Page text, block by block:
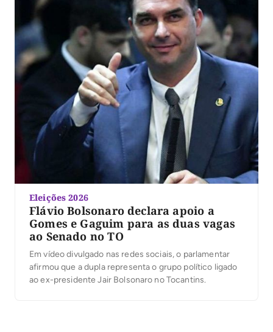
Eleições 2026
Flávio Bolsonaro declara apoio a
Gomes e Gaguim para as duas vagas
ao Senado no TO
Em vídeo divulgado nas redes sociais, o parlamentar
afirmou que a dupla representa o grupo político ligado
ao ex-presidente Jair Bolsonaro no Tocantins.